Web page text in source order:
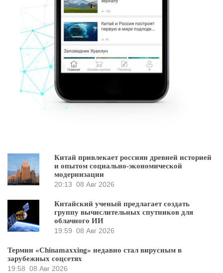
Китай привлекает россиян древней историей
и опытом социально-экономической
модернизации
20:13 08 Авг 2026
Китайский ученый предлагает создать
группу вычислительных спутников для
облачного ИИ
19:59 08 Авг 2026
Термин «Chinamaxxing» недавно стал вирусным в
зарубежных соцсетях
19:58 08 Авг 2026